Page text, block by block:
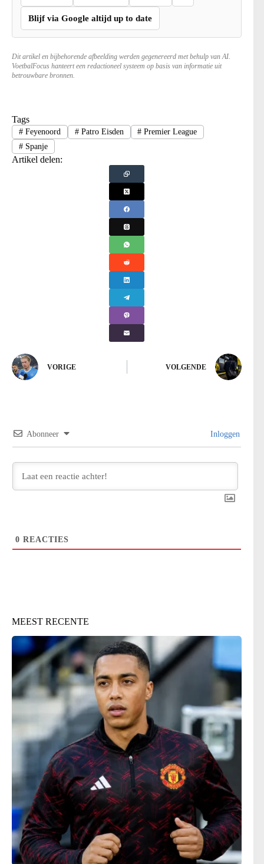
Blijf via Google altijd up to date
Dit artikel en bijbehorende afbeelding werden gegenereerd met behulp van AI.
VoetbalFocus hanteert een redactioneel systeem op basis van informatie uit
betrouwbare bronnen.
Tags
#Feyenoord #Patro Eisden # Premier League
#Spanje
Artikel delen:
VORIGE VOLGENDE
Abonneer Inloggen
0 REACTIES
MEEST RECENTE